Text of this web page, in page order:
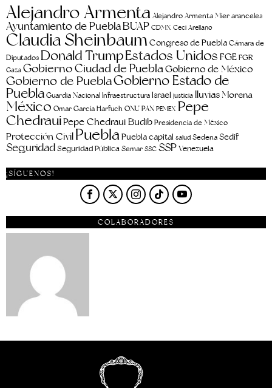
Alejandro Armenta Alejandro Armenta Mier aranceles
Ayuntamiento de PueblaBUAP CDMX Ceci Arellano
Claudia SheinbaumCongreso de Puebla Cámara de
Diputados Donald TrumpEstados Unidos FGEFGR
Gaza Gobierno Ciudad de PueblaGobierno de México
Gobierno de PueblaGobierno Estado de
PueblaGuardia Nacional Infraestructura Israel justicia lluviasMorena
México Omar García Harfuch ONU PAN PEMEX Pepe
ChedrauiPepe Chedraui BudibPresidencia de México
Protección Civil PueblaPuebla capital salud Sedena Sedif
SeguridadSeguridad Pública Semar SSC SSPVenezuela
¡SÍGUENOS!
COLABORADORES